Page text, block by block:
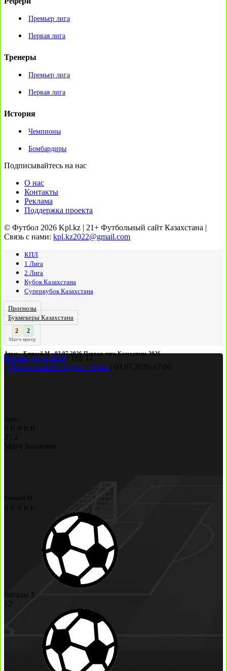
Премьер лига
Первая лига
Тренеры
Премьер лига
Первая лига
История
Чемпионы
Бомбардиры
Подписывайтесь на нас
О нас
Контакты
Реклама
Поддержка проекта
© Футбол 2026 Kpl.kz | 21+ Футбольный сайт Казахстана |
Связь с нами: kpl.kz2022@gmail.com
КПЛ
1 Лига
2 Лига
Кубок Казахстана
Суперкубок Казахстана
Прогнозы
Букмекеры Казахстана
: 2
Матч-центр
Арыс - Елимай М - 03.07.2026 Первая лига Казахстана 2026
Первая лига 2026 Тур 12
Центральный стадион, Арыс 03.07.2026- 17:00
Арыс
п п н п
п
3
2
Матч Закончен
Елимай М
п п п н п
Бегалы Е
12'